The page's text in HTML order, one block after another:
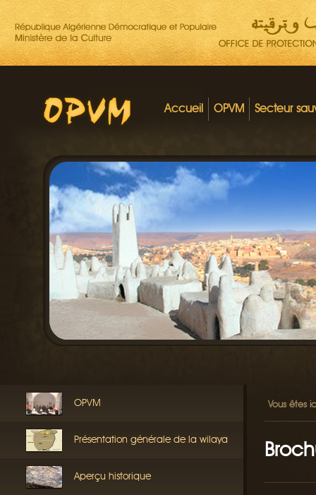
Accueil OPVM Secteur
OPVM
Présentation générale de la wilaya
Aperçu historique
Vous êtes